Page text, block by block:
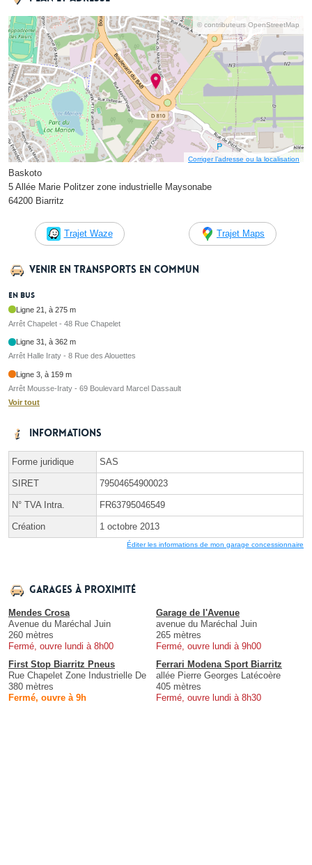
© contributeurs OpenStreetMap
Corriger l’adresse ou la localisation
Baskoto
5 Allée Marie Politzer zone industrielle Maysonabe
64200 Biarritz
Trajet Waze Trajet Maps
Venir en transports en commun
En bus
Ligne 21, à 275 m
Arrêt Chapelet - 48 Rue Chapelet
Ligne 31, à 362 m
Arrêt Halle Iraty - 8 Rue des Alouettes
Ligne 3, à 159 m
Arrêt Mousse-Iraty - 69 Boulevard Marcel Dassault
Voir tout
Informations
Forme juridique SAS
SIRET 79504654900023
N° TVA Intra. FR63795046549
Création 1 octobre 2013
Éditer les informations de mon garage concessionnaire
Garages à proximité
Mendes Crosa
Avenue du Maréchal Juin
260 mètres
Fermé, ouvre lundi à 8h00
Garage de l'Avenue
avenue du Maréchal Juin
265 mètres
Fermé, ouvre lundi à 9h00
First Stop Biarritz Pneus
Rue Chapelet Zone Industrielle De
380 mètres
Fermé, ouvre à 9h
Ferrari Modena Sport Biarritz
allée Pierre Georges Latécoère
405 mètres
Fermé, ouvre lundi à 8h30